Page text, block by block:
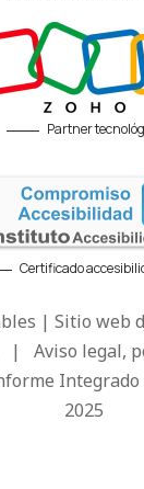
Partner
Certificado
| Sitio web
| Aviso legal,
2025